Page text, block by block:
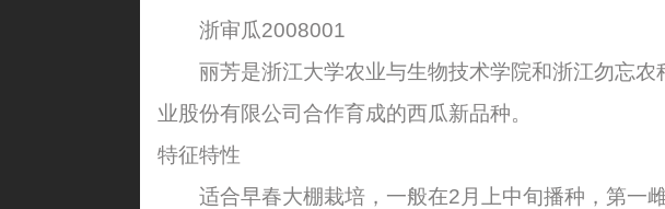
浙审瓜2008001
丽芳是浙江大学农业与生物技术学院和浙江勿忘农
业股份有限公司合作育成的西瓜新品种。
特征特性
适合早春大棚栽培，一般在2月上中旬播种，第一